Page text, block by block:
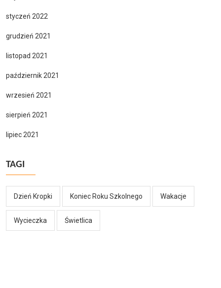
styczeń 2022
grudzień 2021
listopad 2021
październik 2021
wrzesień 2021
sierpień 2021
lipiec 2021
TAGI
Dzień Kropki Koniec Roku Szkolnego Wakacje
Wycieczka Świetlica